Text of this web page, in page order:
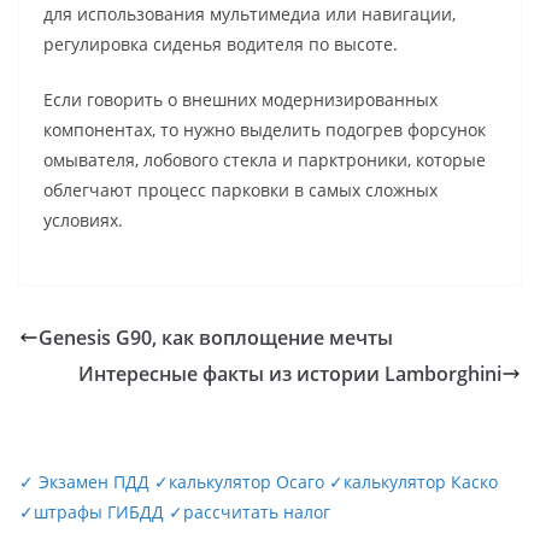
для использования мультимедиа или навигации,
регулировка сиденья водителя по высоте.
Если говорить о внешних модернизированных
компонентах, то нужно выделить подогрев форсунок
омывателя, лобового стекла и парктроники, которые
облегчают процесс парковки в самых сложных
условиях.
Genesis G90, как воплощение мечты
Интересные факты из истории Lamborghini
✓ Экзамен ПДД ✓калькулятор Осаго ✓калькулятор Каско
✓штрафы ГИБДД ✓рассчитать налог